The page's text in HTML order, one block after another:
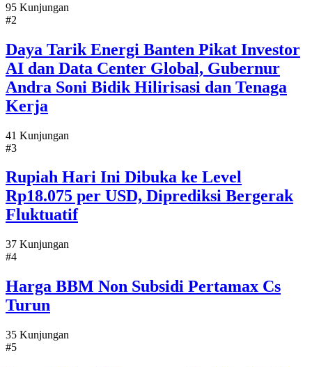
95 Kunjungan
#2
Daya Tarik Energi Banten Pikat Investor
AI dan Data Center Global, Gubernur
Andra Soni Bidik Hilirisasi dan Tenaga
Kerja
41 Kunjungan
#3
Rupiah Hari Ini Dibuka ke Level
Rp18.075 per USD, Diprediksi Bergerak
Fluktuatif
37 Kunjungan
#4
Harga BBM Non Subsidi Pertamax Cs
Turun
35 Kunjungan
#5